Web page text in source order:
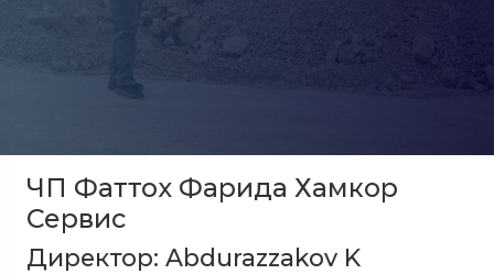
ЧП Фаттох Фарида Хамкор
Сервис
Директор: Abdurazzakov K